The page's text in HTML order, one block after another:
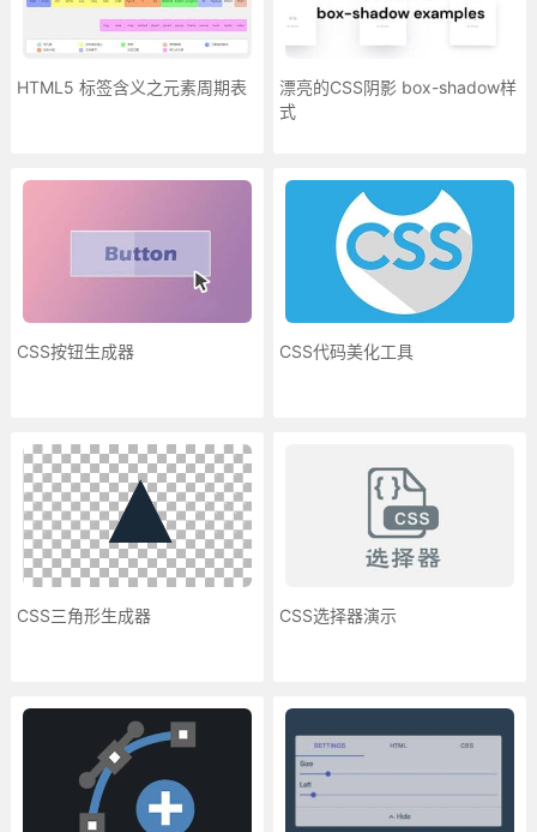
HTML5 标签含义之元素周期表
漂亮的CSS阴影 box-shadow样
式
CSS按钮生成器 CSS代码美化工具
CSS三角形生成器 CSS选择器演示